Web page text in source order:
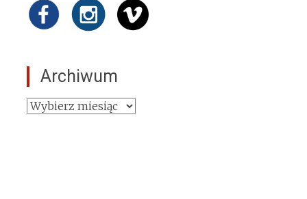
Archiwum
Archiwum